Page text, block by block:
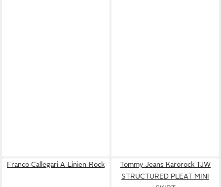
Franco Callegari A-Linien-Rock
Tommy Jeans Karorock TJW
STRUCTURED PLEAT MINI